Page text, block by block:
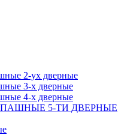
2-ух дверные
3-х дверные
4-х дверные
5-ТИ ДВЕРНЫЕ